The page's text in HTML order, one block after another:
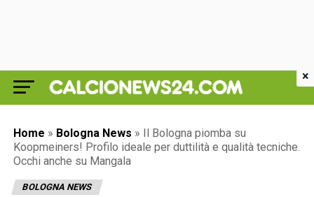
Home » Bologna News » Il Bologna piomba su
Koopmeiners! Profilo ideale per duttilità e qualità tecniche.
Occhi anche su Mangala
BOLOGNA NEWS
×